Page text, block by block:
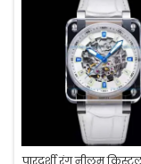
पारदर्शी रंग नीलम